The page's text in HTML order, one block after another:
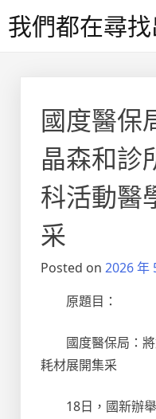
to我們都在尋
國度醫保
晶森和診
科活動醫
采
Posted on 2026 年
原題目：
國度醫保局：
耗材展開集采
18日，國新辦